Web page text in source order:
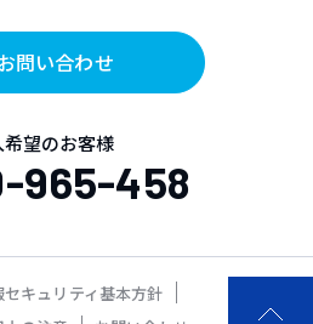
問い合わせ
望のお客様
965-458
セキュリティ基本方針